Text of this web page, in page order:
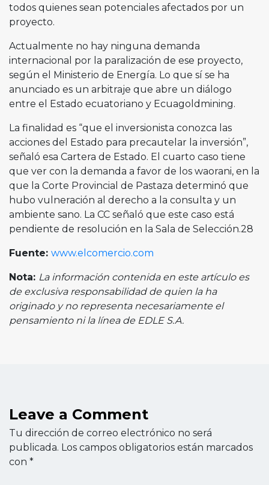
todos quienes sean potenciales afectados por un
proyecto.
Actualmente no hay ninguna demanda
internacional por la paralización de ese proyecto,
según el Ministerio de Energía. Lo que sí se ha
anunciado es un arbitraje que abre un diálogo
entre el Estado ecuatoriano y Ecuagoldmining.
La finalidad es “que el inversionista conozca las
acciones del Estado para precautelar la inversión”,
señaló esa Cartera de Estado. El cuarto caso tiene
que ver con la demanda a favor de los waorani, en la
que la Corte Provincial de Pastaza determinó que
hubo vulneración al derecho a la consulta y un
ambiente sano. La CC señaló que este caso está
pendiente de resolución en la Sala de Selección.28
Fuente: www.elcomercio.com
Nota: La información contenida en este artículo es
de exclusiva responsabilidad de quien la ha
originado y no representa necesariamente el
pensamiento ni la línea de EDLE S.A.
Leave a Comment
Tu dirección de correo electrónico no será
publicada. Los campos obligatorios están marcados
con *